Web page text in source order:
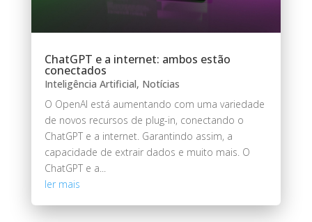
ChatGPT e a internet: ambos estão
conectados
Inteligência Artificial, Notícias
O OpenAI está aumentando com uma variedade
de novos recursos de plug-in, conectando o
ChatGPT e a internet. Garantindo assim, a
capacidade de extrair dados e muito mais. O
ChatGPT e a...
ler mais